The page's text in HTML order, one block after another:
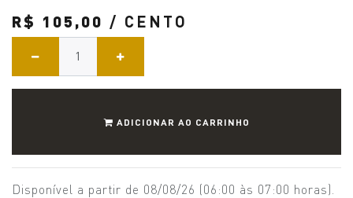
R$ 105,00 / CENTO
ADICIONAR AO CARRINHO
Disponível a partir de 08/08/26 (06:00 às 07:00 horas).